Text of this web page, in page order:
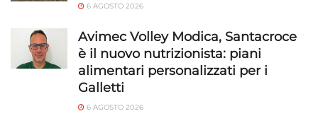
6 AGOSTO 2026
Avimec Volley Modica, Santacroce
è il nuovo nutrizionista: piani
alimentari personalizzati per i
Galletti
6 AGOSTO 2026